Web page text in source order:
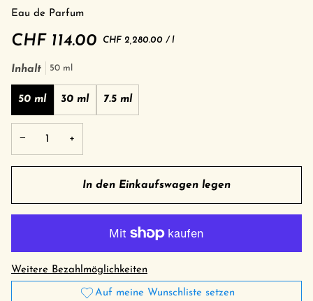
Eau de Parfum
CHF 114.00 Grundpreis
CHF 2,280.00 /pro
l
Inhalt 50 ml
50 ml 30 ml 7.5 ml
− +
In den Einkaufswagen legen
Weitere Bezahlmöglichkeiten
Auf meine Wunschliste setzen